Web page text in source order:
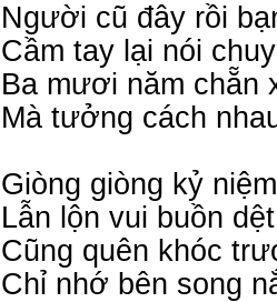
Người cũ đây rồi
Cầm tay lại nói
Ba mươi năm chẵn
Mà tưởng cách
Giòng giòng kỷ
Lẫn lộn vui buồn
Cũng quên khóc
Chỉ nhớ bên song